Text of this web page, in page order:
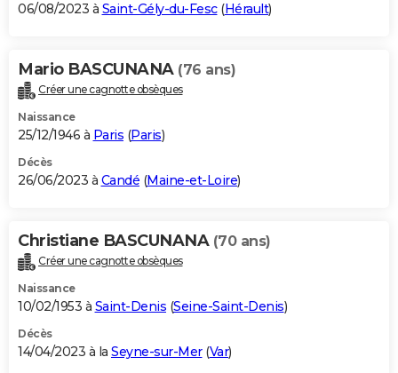
06/08/2023 à Saint-Gély-du-Fesc(Hérault)
Mario BASCUNANA (76 ans)
Créer une cagnotte obsèques
Naissance
25/12/1946 à Paris (Paris)
Décès
26/06/2023 à Candé (Maine-et-Loire)
Christiane BASCUNANA (70 ans)
Créer une cagnotte obsèques
Naissance
10/02/1953 à Saint-Denis (Seine-Saint-Denis)
Décès
14/04/2023 à la Seyne-sur-Mer(Var)